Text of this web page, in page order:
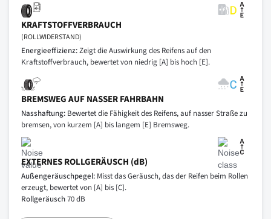
KRAFTSTOFFVERBRAUCH
(ROLLWIDERSTAND)
Energieeffizienz:Zeigt die Auswirkung des Reifens auf den
Kraftstoffverbrauch, bewertet von niedrig [A] bis hoch [E].
BREMSWEG AUF NASSER FAHRBAHN
Nasshaftung: Bewertet die Fähigkeit des Reifens, auf nasser Straße zu
bremsen, von kurzem [A] bis langem [E] Bremsweg.
EXTERNES ROLLGERÄUSCH (dB)
Außengeräuschpegel: Misst das Geräusch, das der Reifen beim Rollen
erzeugt, bewertet von [A] bis [C].
Rollgeräusch70 dB